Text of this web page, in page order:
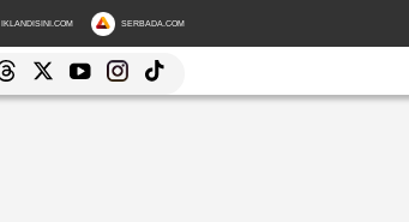
IKLANDISINI.COM SERBADA.COM